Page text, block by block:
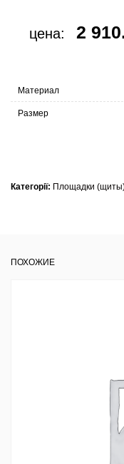
цена: 2
Материал
Размер
Категорії: Площадки
ПОХОЖИЕ